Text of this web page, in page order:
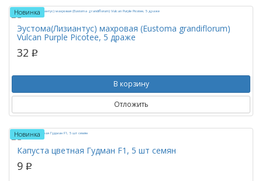
Новинка
Эустома(Лизиантус) махровая (Eustoma grandiflorum)
Vulcan Purple Picotee, 5 драже
32 p
В корзину
Отложить
Новинка
Капуста цветная Гудман F1, 5 шт семян
9 p